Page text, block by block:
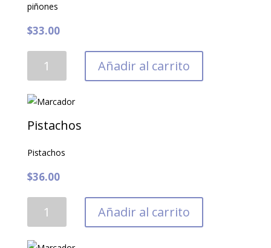
piñones
$33.00
cantidad
Añadir al carrito
Pistachos
Pistachos
$36.00
cantidad
Añadir al carrito